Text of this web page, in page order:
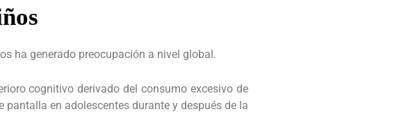
ha generado preocupación a nivel global.
cognitivo derivado del consumo excesivo de
en adolescentes durante y después de la